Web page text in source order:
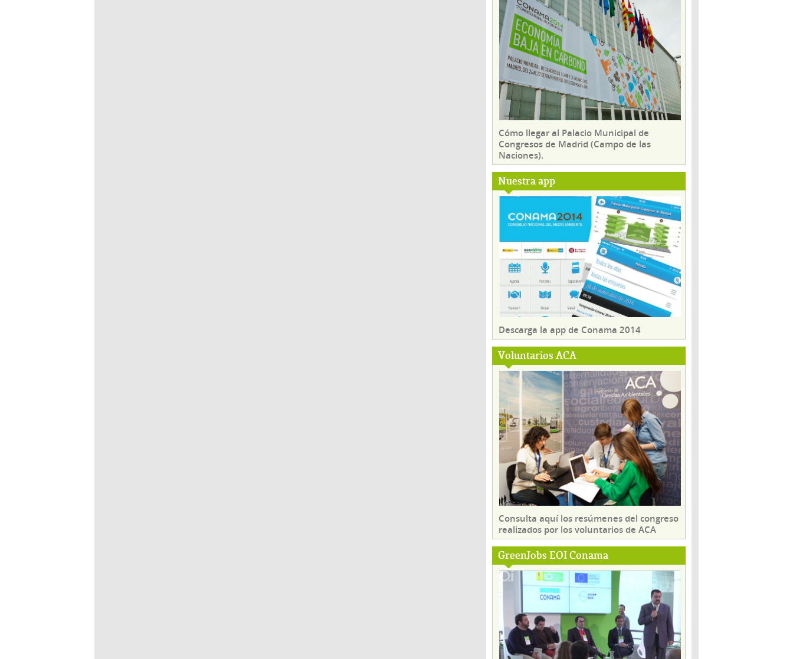
Cómo llegar al Palacio Municipal de
Congresos de Madrid (Campo de las
Naciones).
Nuestra app
Descarga la app de Conama 2014
Voluntarios ACA
Consulta aquí los resúmenes del congreso
realizados por los voluntarios de ACA
GreenJobs EOI Conama